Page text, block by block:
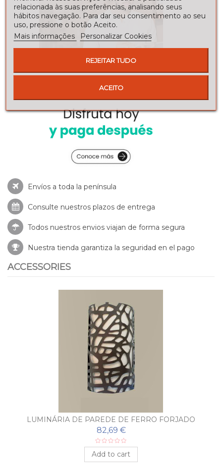
Envíos a toda la península
Consulte nuestros plazos de entrega
Todos nuestros envios viajan de forma segura
Nuestra tienda garantiza la seguridad en el pago
ACCESSORIES
LUMINÁRIA DE PAREDE DE FERRO FORJADO
MODERNA CELOSÍA
82,69 €
Add to cart
relacionada às suas preferências, analisando seus
hábitos navegação. Para dar seu consentimento ao seu
uso, pressione o botão Aceito.
Mais informações
Personalizar Cookies
REJEITAR TUDO
ACEITO